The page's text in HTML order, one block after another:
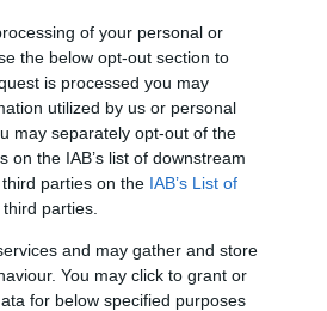
of your personal or
the below opt-out section to
is processed you may
utilized by us or personal
may separately opt-out of the
the IAB’s list of downstream
parties on the IAB’s List of
parties.
and may gather and store
You may click to grant or
for below specified purposes